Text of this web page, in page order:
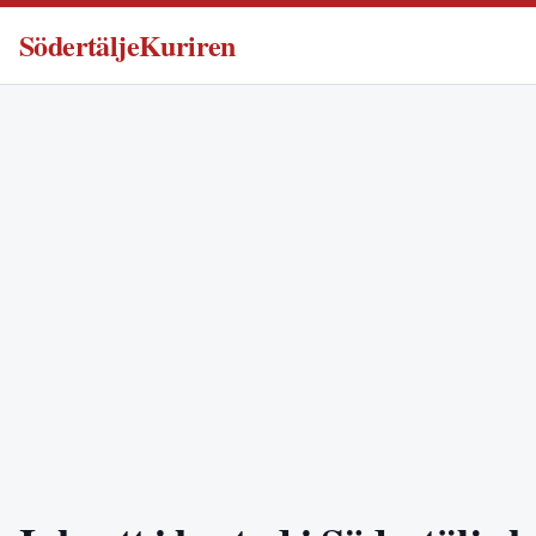
SödertäljeKuriren